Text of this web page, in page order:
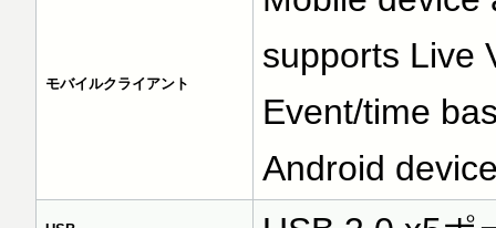
モバイルクライアント
supports Live
Event/time
Android